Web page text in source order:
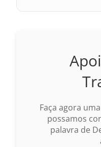
VERSÃO
2017 – Nova Almeida
2009 – Almeida
1969 – Almeida
1993 – Almeida Revisada
Faça agora
possamos
palavra de